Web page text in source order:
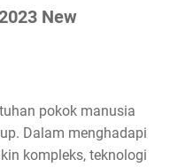
New
pokok manusia
Dalam menghadapi
kompleks, teknologi